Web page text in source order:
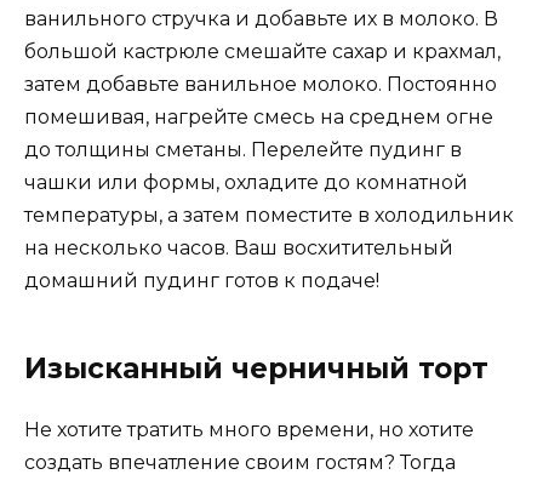
ванильного стручка и добавьте их в молоко. В
большой кастрюле смешайте сахар и крахмал,
затем добавьте ванильное молоко. Постоянно
помешивая, нагрейте смесь на среднем огне
до толщины сметаны. Перелейте пудинг в
чашки или формы, охладите до комнатной
температуры, а затем поместите в холодильник
на несколько часов. Ваш восхитительный
домашний пудинг готов к подаче!
Изысканный черничный торт
Не хотите тратить много времени, но хотите
создать впечатление своим гостям? Тогда